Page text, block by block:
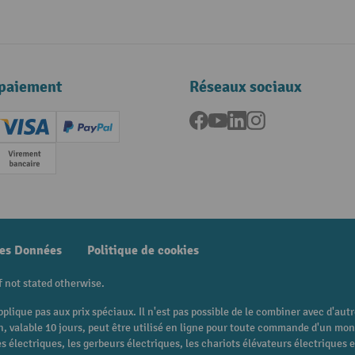
(Master)
Creditcard (Visa)
PayPal
Paiement anticipé
Réseaux sociaux
Facebook
YouTubeLinkedInInstagram
Données Politique de cookies
not stated otherwise.
pas aux prix spéciaux. Il n'est pas possible de le combiner avec
10 jours, peut être utilisé en ligne pour toute commande d'un
électriques, les gerbeurs électriques, les chariots élévateurs